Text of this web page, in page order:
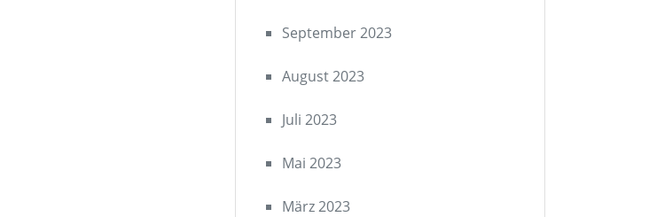
September 2023
August 2023
Juli 2023
Mai 2023
März 2023